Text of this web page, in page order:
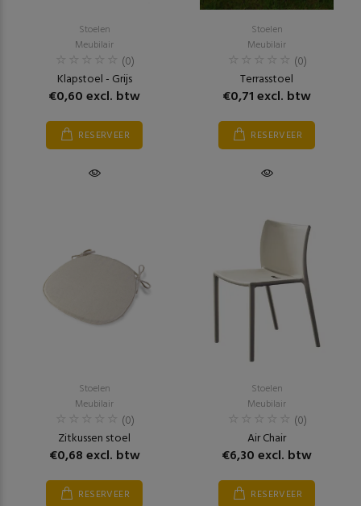
Stoelen
Meubilair
(0)
Klapstoel - Grijs
€0,60 excl. btw
RESERVEER
Stoelen
Meubilair
(0)
Terrasstoel
€0,71 excl. btw
RESERVEER
Stoelen
Meubilair
(0)
Zitkussen stoel
€0,68 excl. btw
RESERVEER
Stoelen
Meubilair
(0)
Air Chair
€6,30 excl. btw
RESERVEER